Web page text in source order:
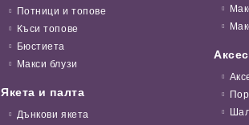
Потници и топове
Къси топове
Бюстиета
Макси блузи
Якета и палта
Дънкови якета